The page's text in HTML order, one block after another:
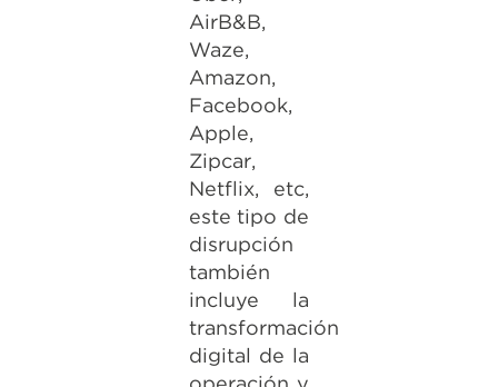
AirB&B,
Waze,
Amazon,
Facebook,
Apple,
Zipcar,
Netflix, etc,
este tipo de
disrupción
también
incluye la
transformación
digital de la